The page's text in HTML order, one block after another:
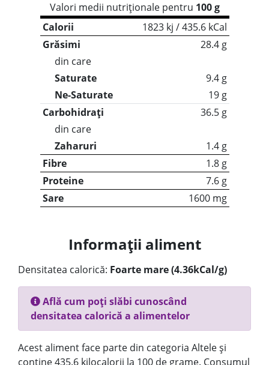
Valori medii nutriționale pentru 100 g
Calorii
1823 kj / 435.6 kCal
Grăsimi
28.4 g
din care
Saturate
9.4 g
Ne-Saturate
19 g
Carbohidrați
36.5 g
din care
Zaharuri
1.4 g
Fibre
1.8 g
Proteine
7.6 g
Sare
1600 mg
Informații aliment
Densitatea calorică: Foarte mare (4.36kCal/g)
Află cum poți slăbi cunoscând
densitatea calorică a alimentelor
Acest aliment face parte din categoria Altele și
conține 435.6 kilocalorii la 100 de grame. Consumul